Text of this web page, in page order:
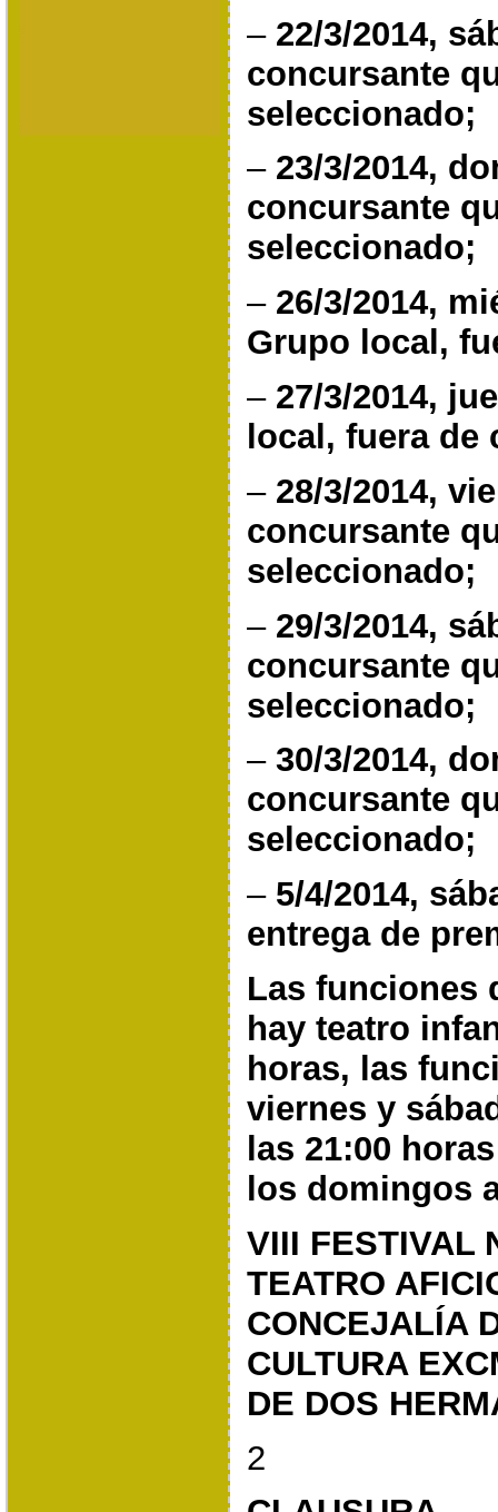
– 22/3/2014,
concursante
seleccionado;
– 23/3/2014,
concursante
seleccionado;
– 26/3/2014,
Grupo local,
– 27/3/2014,
local, fuera de
– 28/3/2014,
concursante
seleccionado;
– 29/3/2014,
concursante
seleccionado;
– 30/3/2014,
concursante
seleccionado;
– 5/4/2014,
entrega de
Las funciones
hay teatro
horas, las
viernes y
las 21:00
los domingos
VIII FESTIVAL
TEATRO
CONCEJALÍA
CULTURA
DE DOS
2